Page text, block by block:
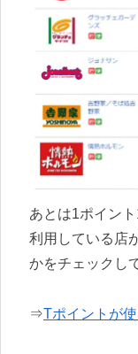
あとは1ポイン
利用している店
かをチェックし
⇒Tポイントが